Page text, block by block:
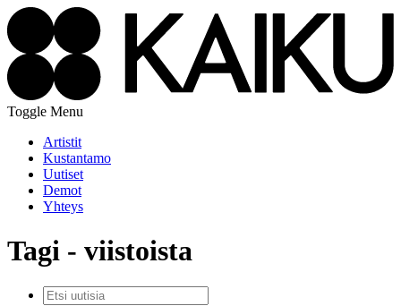
Toggle Menu
Artistit
Kustantamo
Uutiset
Demot
Yhteys
Tagi - viistoista